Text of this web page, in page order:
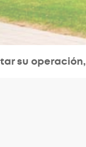
su operación,